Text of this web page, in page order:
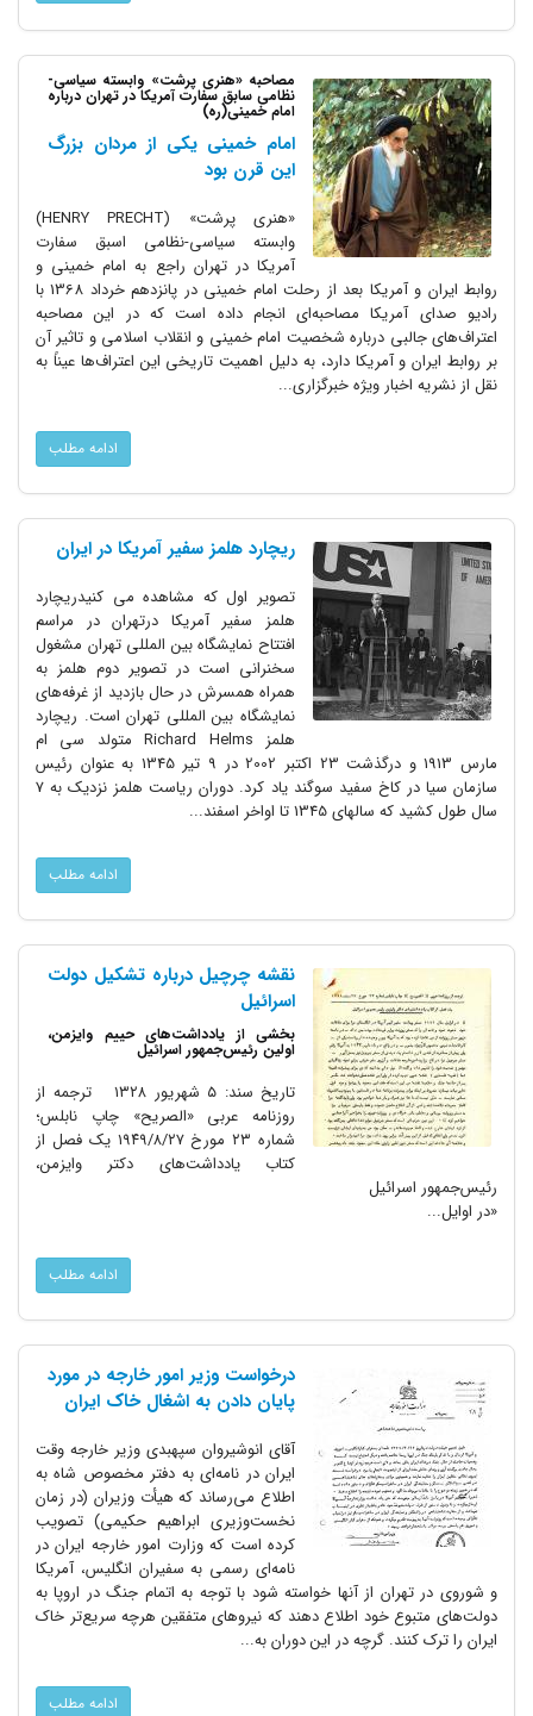
مصاحبه «هنری پرشت»​ وابسته سیاسی-
نظامی سابق سفارت آمریکا در تهران درباره
امام خمینی(ره)
امام خمینی یکی از مردان بزرگ
این قرن بود
«هنری پرشت» (HENRY PRECHT​)
وابسته سیاسی-نظامی اسبق سفارت
آمریکا در تهران راجع به امام خمینی و
روابط ایران و آمریکا بعد از رحلت امام خمینی در پانزدهم خرداد 1368 با
رادیو صدای آمریکا مصاحبه‌ای انجام داده است که در این مصاحبه
اعتراف‌های جالبی درباره شخصیت امام خمینی و انقلاب اسلامی و تاثیر آن
بر روابط ایران و آمریکا دارد، به دلیل اهمیت تاریخی این اعتراف‌ها عیناً به
نقل از نشریه اخبار ویژه خبرگزاری...
ادامه مطلب
ریچارد هلمز سفیر آمریکا در ایران
تصویر اول که مشاهده می کنیدریچارد
هلمز سفیر آمریکا درتهران در مراسم
افتتاح نمایشگاه بین المللی تهران مشغول
سخنرانی است در تصویر دوم هلمز به
همراه همسرش در حال بازدید از غرفه‌های
نمایشگاه بین المللی تهران است. ریچارد
هلمز Richard Helms متولد سی ام
مارس 1913 و درگذشت 23 اکتبر 2002 در 9 تیر 1345 به عنوان رئیس
سازمان سیا در کاخ سفید سوگند یاد کرد. دوران ریاست هلمز نزدیک به 7
سال طول کشید که سالهای 1345 تا اواخر اسفند...
ادامه مطلب
نقشه چرچیل درباره تشکیل دولت
اسرائیل
بخشی از یادداشت‌های حییم وایزمن،
اولین رئیس‌جمهور اسرائیل
تاریخ سند: ۵ شهریور ۱۳۲۸ ترجمه از
روزنامه عربی «الصریح» چاپ نابلس؛
شماره ۲۳ مورخ ۱۹۴۹/۸/۲۷ یک فصل از
کتاب یادداشت‌های دکتر وایزمن،
رئیس‌جمهور اسرائیل
«در اوایل...
ادامه مطلب
درخواست وزیر امور خارجه در مورد
پایان دادن به اشغال خاک ایران
آقای انوشیروان سپهبدی وزیر خارجه وقت
ایران در نامه‌ای به دفتر مخصوص شاه به
اطلاع می‌رساند که هیأت وزیران (در زمان
نخست‌وزیری ابراهیم حکیمی) تصویب
کرده است که وزارت امور خارجه ایران در
نامه‌ای رسمی به سفیران انگلیس، آمریکا
و شوروی در تهران از آنها خواسته شود با توجه به اتمام جنگ در اروپا به
دولت‌های متبوع خود اطلاع دهند که نیروهای متفقین هرچه سریع‌تر خاک
ایران را ترک کنند. گرچه در این دوران به...
ادامه مطلب